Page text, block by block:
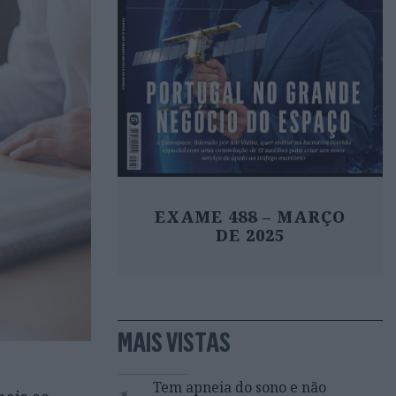
EXAME 488 – MARÇO
DE 2025
MAIS VISTAS
Tem apneia do sono e não